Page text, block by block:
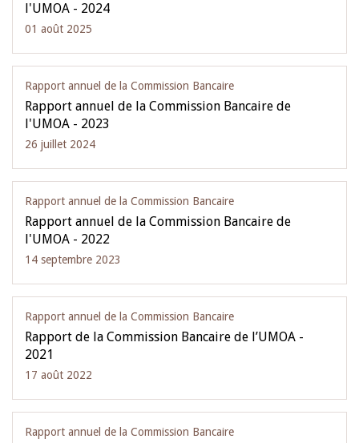
l'UMOA - 2024
01 août 2025
Rapport annuel de la Commission Bancaire
Rapport annuel de la Commission Bancaire de
l'UMOA - 2023
26 juillet 2024
Rapport annuel de la Commission Bancaire
Rapport annuel de la Commission Bancaire de
l'UMOA - 2022
14 septembre 2023
Rapport annuel de la Commission Bancaire
Rapport de la Commission Bancaire de l’UMOA -
2021
17 août 2022
Rapport annuel de la Commission Bancaire